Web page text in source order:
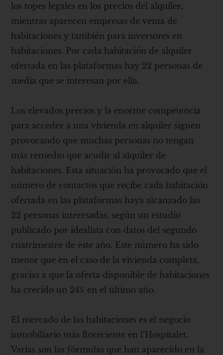
los topes legales en los precios del alquiler,
mientras aparecen empresas de venta de
habitaciones y también para inversores en
habitaciones. Por cada habitación de alquiler
ofertada en las plataformas hay 22 personas de
media que se interesan por ella.
Los elevados precios y la enorme competencia
para acceder a una vivienda en alquiler siguen
provocando que muchas personas no tengan
más remedio que acudir al alquiler de
habitaciones. Esta situación ha provocado que el
número de contactos que recibe cada habitación
ofertada en las plataformas haya alcanzado las
22 personas interesadas, según un estudio
publicado por idealista con datos del segundo
cuatrimestre de este año. Este número ha sido
menor que en el caso de la vivienda completa,
gracias a que la oferta disponible de habitaciones
ha crecido un 24% en el último año.
El mercado de las habitaciones es el negocio
inmobiliario más floreciente en l’Hospitalet.
Varias son las fórmulas que han aparecido en la